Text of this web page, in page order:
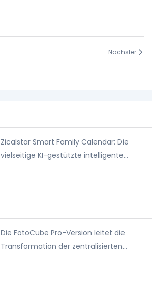
Nächster
Zicalstar Smart Family Calendar: Die
vielseitige KI-gestützte intelligente
Die FotoCube Pro-Version leitet die
Transformation der zentralisierten